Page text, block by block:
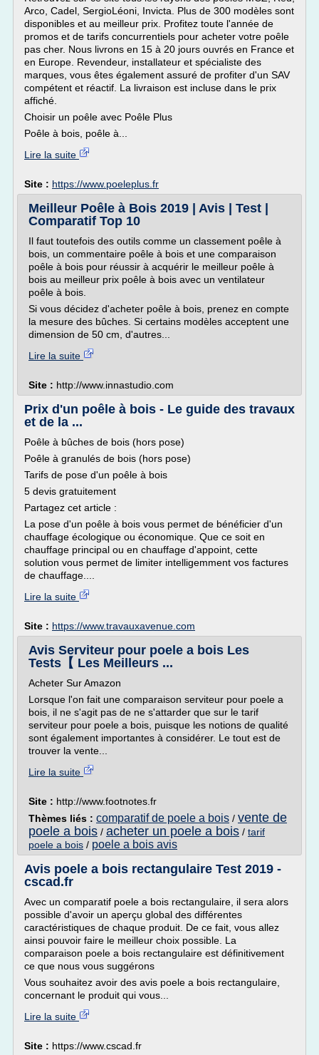
Arco, Cadel, SergioLéoni, Invicta. Plus de 300 modèles sont
disponibles et au meilleur prix. Profitez toute l'année de
promos et de tarifs concurrentiels pour acheter votre poêle
pas cher. Nous livrons en 15 à 20 jours ouvrés en France et
en Europe. Revendeur, installateur et spécialiste des
marques, vous êtes également assuré de profiter d'un SAV
compétent et réactif. La livraison est incluse dans le prix
affiché.
Choisir un poêle avec Poêle Plus
Poêle à bois, poêle à...
Lire la suite
Site : https://www.poeleplus.fr
Meilleur Poêle à Bois 2019 | Avis | Test |
Comparatif Top 10
Il faut toutefois des outils comme un classement poêle à
bois, un commentaire poêle à bois et une comparaison
poêle à bois pour réussir à acquérir le meilleur poêle à
bois au meilleur prix poêle à bois avec un ventilateur
poêle à bois.
Si vous décidez d'acheter poêle à bois, prenez en compte
la mesure des bûches. Si certains modèles acceptent une
dimension de 50 cm, d'autres...
Lire la suite
Site : http://www.innastudio.com
Prix d'un poêle à bois - Le guide des travaux
et de la ...
Poêle à bûches de bois (hors pose)
Poêle à granulés de bois (hors pose)
Tarifs de pose d'un poêle à bois
5 devis gratuitement
Partagez cet article :
La pose d'un poêle à bois vous permet de bénéficier d'un
chauffage écologique ou économique. Que ce soit en
chauffage principal ou en chauffage d'appoint, cette
solution vous permet de limiter intelligemment vos factures
de chauffage....
Lire la suite
Site : https://www.travauxavenue.com
Avis Serviteur pour poele a bois Les
Tests【 Les Meilleurs ...
Acheter Sur Amazon
Lorsque l'on fait une comparaison serviteur pour poele a
bois, il ne s'agit pas de ne s'attarder que sur le tarif
serviteur pour poele a bois, puisque les notions de qualité
sont également importantes à considérer. Le tout est de
trouver la vente...
Lire la suite
Site : http://www.footnotes.fr
Thèmes liés : comparatif de poele a bois / vente de
poele a bois / acheter un poele a bois / tarif
poele a bois / poele a bois avis
Avis poele a bois rectangulaire Test 2019 -
cscad.fr
Avec un comparatif poele a bois rectangulaire, il sera alors
possible d'avoir un aperçu global des différentes
caractéristiques de chaque produit. De ce fait, vous allez
ainsi pouvoir faire le meilleur choix possible. La
comparaison poele a bois rectangulaire est définitivement
ce que nous vous suggérons
Vous souhaitez avoir des avis poele a bois rectangulaire,
concernant le produit qui vous...
Lire la suite
Site : https://www.cscad.fr